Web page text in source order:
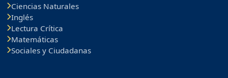
Ciencias Naturales
Inglés
Lectura Crítica
Matemáticas
Sociales y Ciudadanas